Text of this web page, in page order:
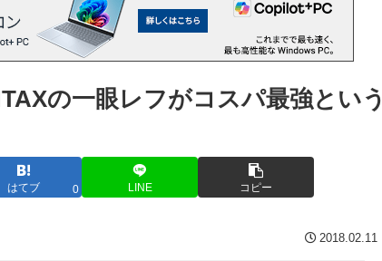
の一眼レフがコスパ最強という
はてブ 0 LINE コピー
2018.02.11